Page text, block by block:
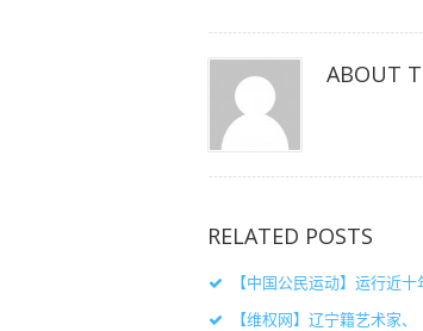
中
开）
中
开）
中
ABOUT
RELATED POSTS
【中国公民运动】运行近
【维权网】辽宁籍艺术家